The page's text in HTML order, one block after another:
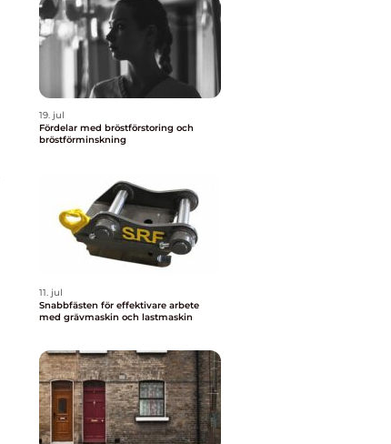
19. jul
Fördelar med bröstförstoring och
bröstförminskning
11. jul
Snabbfästen för effektivare arbete
med grävmaskin och lastmaskin